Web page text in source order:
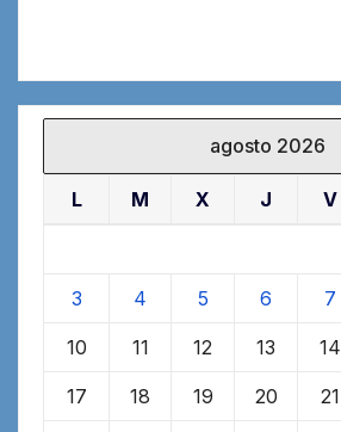
agosto 2026
L M X J V
3 4 5 6 7
10 11 12 13 14
17 18 19 20 21